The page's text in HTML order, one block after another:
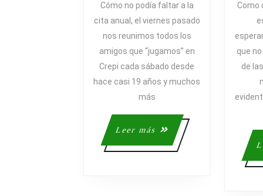
NAVIDAD
CON
LOS
AMIGOS
Cómo no podía faltar a la
cita anual, el viernes pasado
nos reunimos todos los
amigos que “jugamos” en
Crepi cada sábado desde
hace casi 19 años y muchos
más
Leer más
Leer
más
Como
que
de